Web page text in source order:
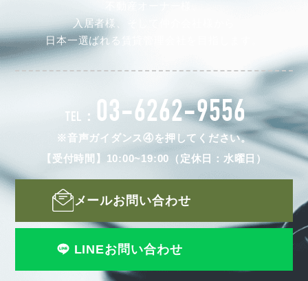
入居者様、そして仲介会社様から
日本一選ばれる賃貸管理会社を目指します。
TEL： 03-6262-9556
※音声ガイダンス④を押してください。
【受付時間】10:00~19:00（定休日：水曜日）
メールお問い合わせ
LINEお問い合わせ